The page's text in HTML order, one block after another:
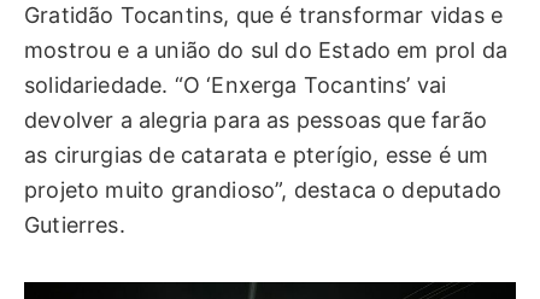
Gratidão Tocantins, que é transformar vidas e
mostrou e a união do sul do Estado em prol da
solidariedade. “O ‘Enxerga Tocantins’ vai
devolver a alegria para as pessoas que farão
as cirurgias de catarata e pterígio, esse é um
projeto muito grandioso”, destaca o deputado
Gutierres.